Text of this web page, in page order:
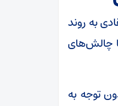
به روند
چالش‌های
توجه به